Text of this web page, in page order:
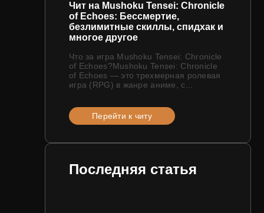
Чит на Mushoku Tensei: Chronicle
of Echoes: Бессмертие,
безлимитные скиллы, спидхак и
многое другое
Что за игра Mushoku Tensei: Chronicle
of Echoes?Mushoku Tensei: Chronicle
of Echoes — это трехмерная ролевая
игра (RPG) в жанре аниме, с...
Перейти к читу
Последняя статья